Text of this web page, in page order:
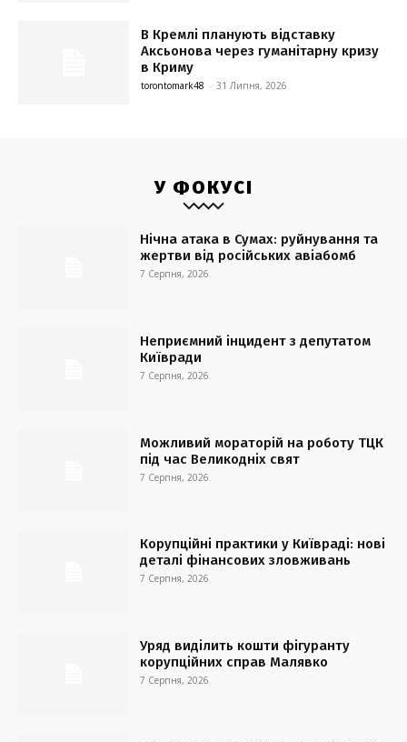
В Кремлі планують відставку
Аксьонова через гуманітарну кризу
в Криму
torontomark48 - 31 Липня, 2026
У ФОКУСІ
Нічна атака в Сумах: руйнування та
жертви від російських авіабомб
7 Серпня, 2026
Неприємний інцидент з депутатом
Київради
7 Серпня, 2026
Можливий мораторій на роботу ТЦК
під час Великодніх свят
7 Серпня, 2026
Корупційні практики у Київраді: нові
деталі фінансових зловживань
7 Серпня, 2026
Уряд виділить кошти фігуранту
корупційних справ Малявко
7 Серпня, 2026